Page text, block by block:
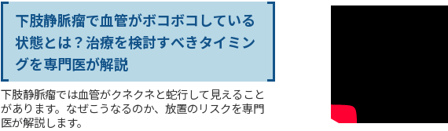
下肢静脈瘤で血管がボコボコしている
状態とは？治療を検討すべきタイミン
グを専門医が解説
下肢静脈瘤では血管がクネクネと蛇行して見えること
があります。なぜこうなるのか、放置のリスクを専門
医が解説します。